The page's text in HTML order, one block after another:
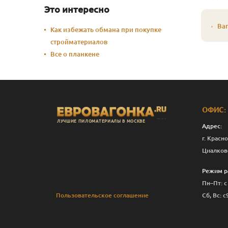
Это интересно
Как избежать обмана при покупке
стройматериалов
Все о планкене
ЛУЧШИЕ ПИЛОМАТЕРИАЛЫ В МОСКВЕ
Пользовательское соглашение
ОФИС:
Адрес:
г.
Режим
Пн–Пт:
Сб, Вс: